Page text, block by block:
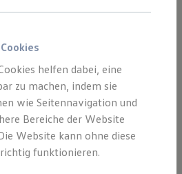
Vorteile
kaufen
helfen dabei, eine
zu machen, indem sie
wie Seitennavigation und
Bereiche der Website
Website kann ohne diese
funktionieren.